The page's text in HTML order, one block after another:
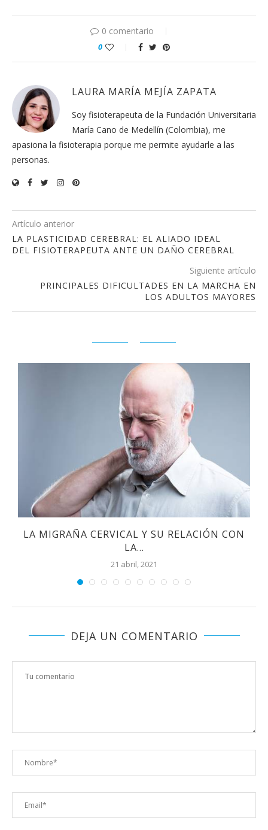
0 comentario
0
LAURA MARÍA MEJÍA ZAPATA
Soy fisioterapeuta de la Fundación Universitaria
María Cano de Medellín (Colombia), me
apasiona la fisioterapia porque me permite ayudarle a las
personas.
Artículo anterior
LA PLASTICIDAD CEREBRAL: EL ALIADO IDEAL
DEL FISIOTERAPEUTA ANTE UN DAÑO CEREBRAL
Siguiente artículo
PRINCIPALES DIFICULTADES EN LA MARCHA EN
LOS ADULTOS MAYORES
LA MIGRAÑA CERVICAL Y SU RELACIÓN CON
LA...
21 abril, 2021
DEJA UN COMENTARIO